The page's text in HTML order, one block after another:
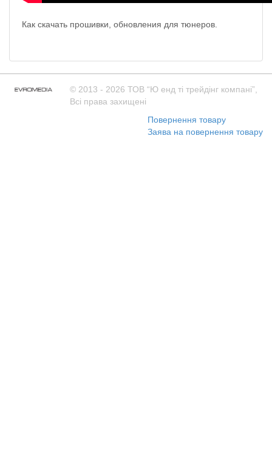
Как скачать прошивки, обновления для тюнеров.
© 2013 - 2026 ТОВ “Ю енд тi трейдiнг компанi”,
Всі права захищені
Повернення товару
Заява на повернення товару